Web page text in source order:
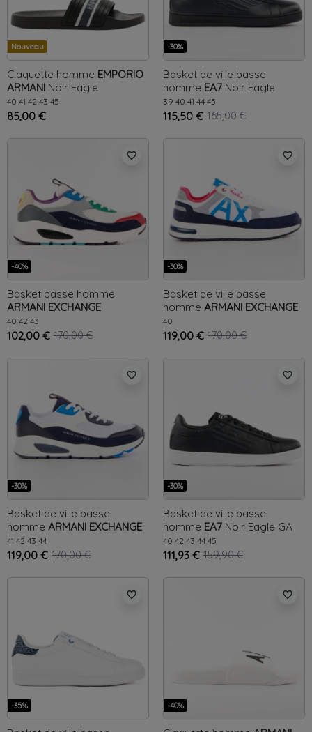
Nouveau
Claquette homme EMPORIO
ARMANI Noir Eagle
40 41 42 43 45
85,00 €
-30%
Basket de ville basse
homme EA7 Noir Eagle
39 40 41 44 45
115,50 € 165,00 €
favorite_border
-40%
Basket basse homme
ARMANI EXCHANGE
Multicolor
40 42 43
102,00 € 170,00 €
favorite_border
-30%
Basket de ville basse
homme ARMANI EXCHANGE
Multicolor
40
119,00 € 170,00 €
favorite_border
-30%
Basket de ville basse
homme ARMANI EXCHANGE
Multicolor
41 42 43 44
119,00 € 170,00 €
favorite_border
-30%
Basket de ville basse
homme EA7 Noir Eagle GA
40 42 43 44 45
111,93 € 159,90 €
favorite_border
-35%
favorite_border
-40%